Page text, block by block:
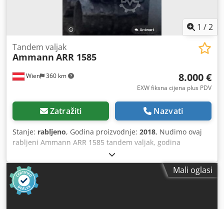
1 /2
Wien 360 km
Tandem valjak
Ammann ARR 1585
8.000 €
EXW fiksna cijena plus PDV
Zatražiti Nazvati
Stanje: rabljeno, Godina proizvodnje: 2018, Nudimo ovaj
rabljeni Ammann ARR 1585 tandem valjak, godina
proizvodnje 2018. Tip: ARR 1585 Serijski broj: 558D063
Radna masa: 1 395 kg Maksimalna masa: 1 405 kg Nazivna
snaga: 13,2 kW Godina proizvodnje: 2018 Dcsdszddcpepfx
Acbek Ako imate dodatna pitanja ili su vam potrebne
dodatne informacije, slobodno nam pošaljite poruku ili nas
Mali oglasi